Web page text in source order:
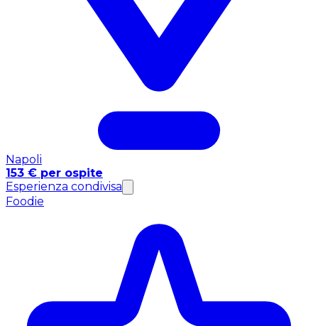
Napoli
153 € per ospite
Esperienza condivisa
Foodie